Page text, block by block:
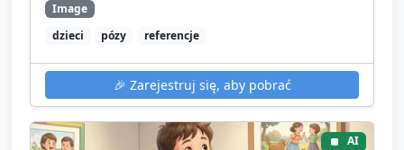
Image
dzieci
pózy referencje
🎉 Zarejestruj się, aby pobrać
AI